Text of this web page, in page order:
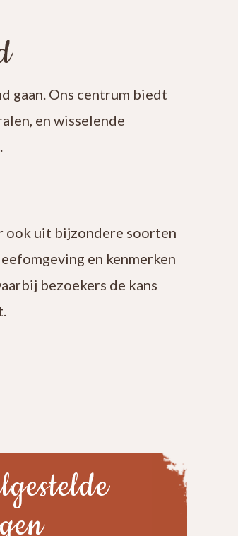
gaan. Ons centrum biedt
en wisselende
ook uit bijzondere soorten
en kenmerken
bezoekers de kans